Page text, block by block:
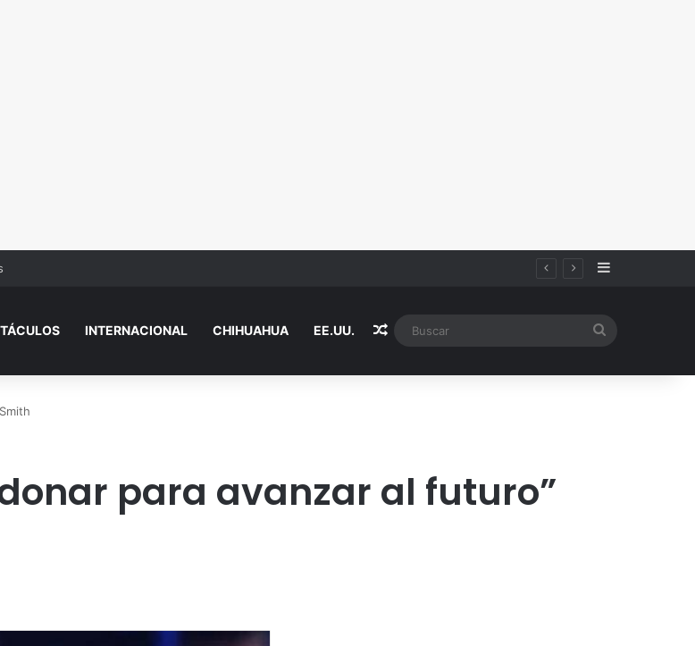
Sidebar
INTERNACIONAL CHIHUAHUA EE.UU. Random Article
para avanzar al futuro”